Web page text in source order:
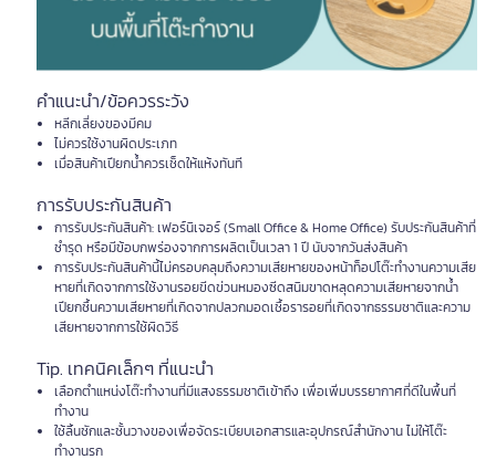
คำแนะนำ/ข้อควรระวัง
หลีกเลี่ยงของมีคม
ไม่ควรใช้งานผิดประเภท
เมื่อสินค้าเปียกน้ำควรเช็ดให้แห้งทันที
การรับประกันสินค้า
การรับประกันสินค้า: เฟอร์นิเจอร์ (Small Office & Home Office) รับประกันสินค้าที่
ชำรุด หรือมีข้อบกพร่องจากการผลิตเป็นเวลา 1 ปี นับจากวันส่งสินค้า
การรับประกันสินค้านี้ไม่ครอบคลุมถึงความเสียหายของหน้าท็อปโต๊ะทำงานความเสีย
หายที่เกิดจากการใช้งานรอยขีดข่วนหมองซีดสนิมขาดหลุดความเสียหายจากน้ำ
เปียกชื้นความเสียหายที่เกิดจากปลวกมอดเชื้อรารอยที่เกิดจากธรรมชาติและความ
เสียหายจากการใช้ผิดวิธี
Tip. เทคนิคเล็กๆ ที่แนะนำ
เลือกตำแหน่งโต๊ะทำงานที่มีแสงธรรมชาติเข้าถึง เพื่อเพิ่มบรรยากาศที่ดีในพื้นที่
ทำงาน
ใช้ลิ้นชักและชั้นวางของเพื่อจัดระเบียบเอกสารและอุปกรณ์สำนักงาน ไม่ให้โต๊ะ
ทำงานรก